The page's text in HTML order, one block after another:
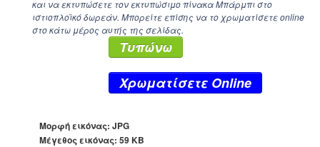
και να εκτυπώσετε τον εκτυπώσιμο πίνακα Μπάρμπι στο
ιστιοπλοϊκό δωρεάν. Μπορείτε επίσης να το χρωματίσετε online
στο κάτω μέρος αυτής της σελίδας.
Τυπώνω
Xρωματίσετε Online
Μορφή εικόνας: JPG
Μέγεθος εικόνας: 59 KB